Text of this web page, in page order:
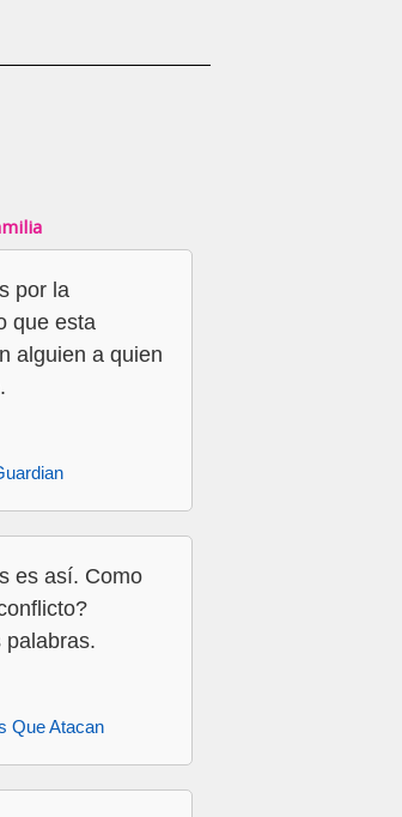
por la
que esta
alguien a quien
es así. Como
palabras.
Que Atacan